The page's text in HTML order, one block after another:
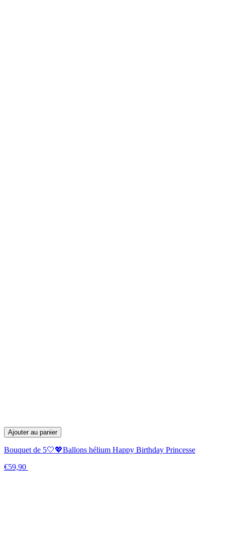
Ajouter au panier
Bouquet de 5🤍💖Ballons hélium Happy Birthday Princesse
€59,90